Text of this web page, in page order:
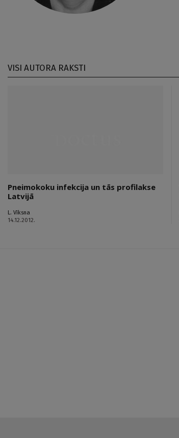
VISI AUTORA RAKSTI
Pneimokoku infekcija un tās profilakse
Latvijā
L. Vīksna
14.12.2012.